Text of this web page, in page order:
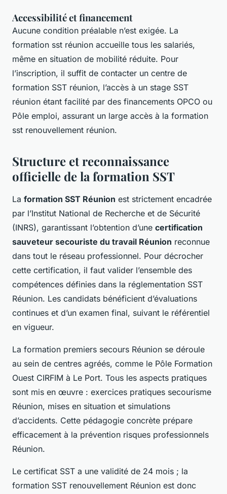
Accessibilité et financement
Aucune condition préalable n’est exigée. La
formation sst réunion accueille tous les salariés,
même en situation de mobilité réduite. Pour
l’inscription, il suffit de contacter un centre de
formation SST réunion, l’accès à un stage SST
réunion étant facilité par des financements OPCO ou
Pôle emploi, assurant un large accès à la formation
sst renouvellement réunion.
Structure et reconnaissance
officielle de la formation SST
La formation SST Réunion est strictement encadrée
par l’Institut National de Recherche et de Sécurité
(INRS), garantissant l’obtention d’une certification
sauveteur secouriste du travail Réunion reconnue
dans tout le réseau professionnel. Pour décrocher
cette certification, il faut valider l’ensemble des
compétences définies dans la réglementation SST
Réunion. Les candidats bénéficient d’évaluations
continues et d’un examen final, suivant le référentiel
en vigueur.
La formation premiers secours Réunion se déroule
au sein de centres agréés, comme le Pôle Formation
Ouest CIRFIM à Le Port. Tous les aspects pratiques
sont mis en œuvre : exercices pratiques secourisme
Réunion, mises en situation et simulations
d’accidents. Cette pédagogie concrète prépare
efficacement à la prévention risques professionnels
Réunion.
Le certificat SST a une validité de 24 mois ; la
formation SST renouvellement Réunion est donc